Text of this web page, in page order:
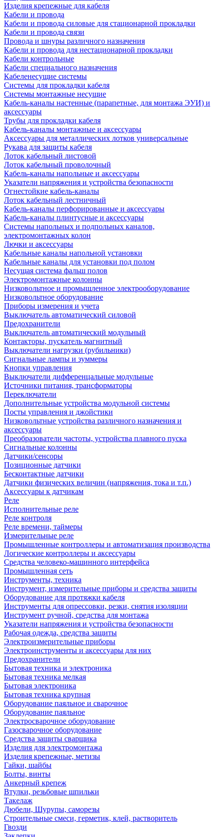
Изделия крепежные для кабеля
Кабели и провода
Кабели и провода силовые для стационарной прокладки
Кабели и провода связи
Провода и шнуры различного назначения
Кабели и провода для нестационарной прокладки
Кабели контрольные
Кабели специального назначения
Кабеленесущие системы
Системы для прокладки кабеля
Системы монтажные несущие
Кабель-каналы настенные (парапетные, для монтажа ЭУИ) и
аксессуары
Трубы для прокладки кабеля
Кабель-каналы монтажные и аксессуары
Аксессуары для металлических лотков универсальные
Рукава для защиты кабеля
Лоток кабельный листовой
Лоток кабельный проволочный
Кабель-каналы напольные и аксессуары
Указатели напряжения и устройства безопасности
Огнестойкие кабель-каналы
Лоток кабельный лестничный
Кабель-каналы перфорированные и аксессуары
Кабель-каналы плинтусные и аксессуары
Системы напольных и подпольных каналов,
электромонтажных колон
Лючки и аксессуары
Кабельные каналы напольной установки
Кабельные каналы для установки под полом
Несущая система фальш полов
Электромонтажные колонны
Низковольтное и промышленное электрооборудование
Низковольтное оборудование
Приборы измерения и учета
Выключатель автоматический силовой
Предохранители
Выключатель автоматический модульный
Контакторы, пускатель магнитный
Выключатели нагрузки (рубильники)
Сигнальные лампы и зуммеры
Кнопки управления
Выключатели дифференцальные модульные
Источники питания, трансформаторы
Переключатели
Дополнительные устройства модульной системы
Посты управления и джойстики
Низковольтные устройства различного назначения и
аксессуары
Преобразователи частоты, устройства плавного пуска
Сигнальные колонны
Датчики/сенсоры
Позиционные датчики
Бесконтактные датчики
Датчики физических величин (напряжения, тока и т.п.)
Аксессуары к датчикам
Реле
Исполнительные реле
Реле контроля
Реле времени, таймеры
Измерительные реле
Промышленные контроллеры и автоматизация производства
Логические контроллеры и аксессуары
Средства человеко-машинного интерфейса
Промышленная сеть
Инструменты, техника
Инструмент, измерительные приборы и средства защиты
Оборудование для протяжки кабеля
Инструменты для опрессовки, резки, снятия изоляции
Инструмент ручной, средства для монтажа
Указатели напряжения и устройства безопасности
Рабочая одежда, средства защиты
Электроизмерительные приборы
Электроинструменты и аксессуары для них
Предохранители
Бытовая техника и электроника
Бытовая техника мелкая
Бытовая электроника
Бытовая техника крупная
Оборудование паяльное и сварочное
Оборудование паяльное
Электросварочное оборудование
Газосварочное оборудование
Средства защиты сварщика
Изделия для электромонтажа
Изделия крепежные, метизы
Гайки, шайбы
Болты, винты
Анкерный крепеж
Втулки, резьбовые шпильки
Такелаж
Дюбели, Шурупы, саморезы
Строительные смеси, герметик, клей, растворитель
Гвозди